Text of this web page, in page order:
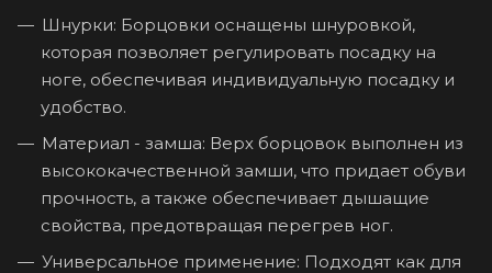
Шнурки: Борцовки оснащены шнуровкой,
которая позволяет регулировать посадку на
ноге, обеспечивая индивидуальную посадку и
удобство.
Материал - замша: Верх борцовок выполнен из
высококачественной замши, что придает обуви
прочность, а также обеспечивает дышащие
свойства, предотвращая перегрев ног.
Универсальное применение: Подходят как для